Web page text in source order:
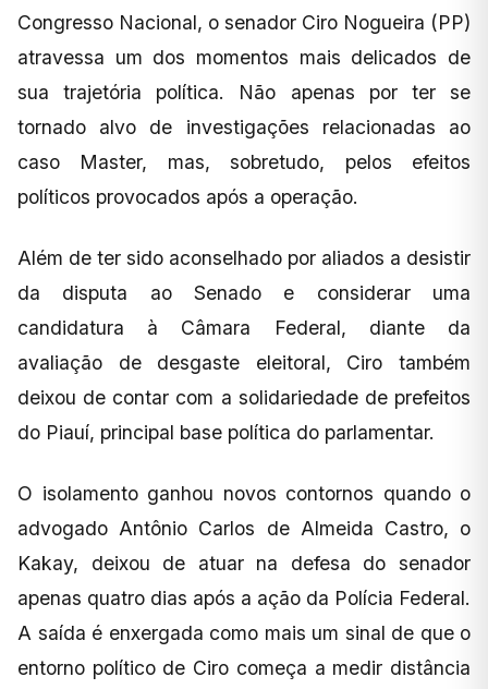
Congresso Nacional, o senador Ciro Nogueira (PP)
atravessa um dos momentos mais delicados de
sua trajetória política. Não apenas por ter se
tornado alvo de investigações relacionadas ao
caso Master, mas, sobretudo, pelos efeitos
políticos provocados após a operação.
Além de ter sido aconselhado por aliados a desistir
da disputa ao Senado e considerar uma
candidatura à Câmara Federal, diante da
avaliação de desgaste eleitoral, Ciro também
deixou de contar com a solidariedade de prefeitos
do Piauí, principal base política do parlamentar.
O isolamento ganhou novos contornos quando o
advogado Antônio Carlos de Almeida Castro, o
Kakay, deixou de atuar na defesa do senador
apenas quatro dias após a ação da Polícia Federal.
A saída é enxergada como mais um sinal de que o
entorno político de Ciro começa a medir distância